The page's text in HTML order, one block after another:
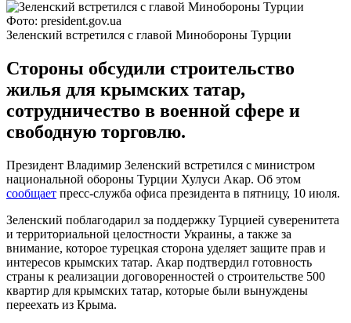
Фото: president.gov.ua
Зеленский встретился с главой Минобороны Турции
Стороны обсудили строительство
жилья для крымских татар,
сотрудничество в военной сфере и
свободную торговлю.
Президент Владимир Зеленский встретился с министром
национальной обороны Турции Хулуси Акар. Об этом
сообщает пресс-служба офиса президента в пятницу, 10 июля.
Зеленский поблагодарил за поддержку Турцией суверенитета
и территориальной целостности Украины, а также за
внимание, которое турецкая сторона уделяет защите прав и
интересов крымских татар. Акар подтвердил готовность
страны к реализации договоренностей о строительстве 500
квартир для крымских татар, которые были вынуждены
переехать из Крыма.